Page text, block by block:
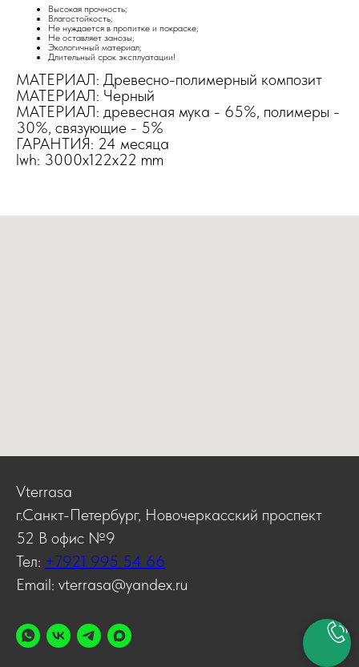
Высокая прочность;
Влагостойкость;
Не нуждается в пропитке и покраске;
Не оставляет занозы;
Экологичный материал;
Длительный срок эксплуатации!
МАТЕРИАЛ: Древесно-полимерный композит
МАТЕРИАЛ: Черный
МАТЕРИАЛ: древесная мука - 65%, полимеры -
30%, связующие - 5%
ГАРАНТИЯ: 24 месяца
lwh: 3000x122x22 mm
Vterrasa
г.Санкт-Петербург, Новочеркасский проспект
52 В офис №9
Тел: +7921 995 54 66
Email: vterrasa@yandex.ru